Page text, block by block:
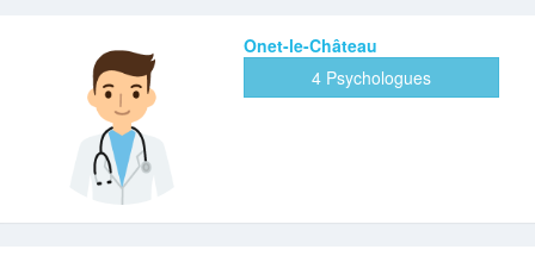
Onet-le-Château
4 Psychologues